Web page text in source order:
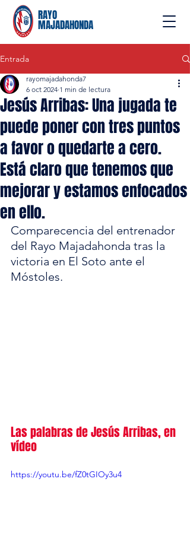
RAYO
MAJADAHONDA
Entrada
Jesús Arribas: Una jugada te
puede poner con tres puntos
a favor o quedarte a cero.
Está claro que tenemos que
mejorar y estamos enfocados
en ello.
rayomajadahonda7
6 oct 2024 1 min de lectura
Comparecencia del entrenador
del Rayo Majadahonda tras la
victoria en El Soto ante el
Móstoles.
Las palabras de Jesús Arribas, en
vídeo
https://youtu.be/fZ0tGIOy3u4